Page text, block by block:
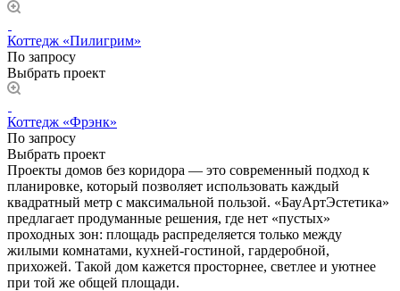
Коттедж «Пилигрим»
По запросу
Выбрать проект
Коттедж «Фрэнк»
По запросу
Выбрать проект
Проекты домов без коридора — это современный подход к
планировке, который позволяет использовать каждый
квадратный метр с максимальной пользой. «БауАртЭстетика»
предлагает продуманные решения, где нет «пустых»
проходных зон: площадь распределяется только между
жилыми комнатами, кухней-гостиной, гардеробной,
прихожей. Такой дом кажется просторнее, светлее и уютнее
при той же общей площади.